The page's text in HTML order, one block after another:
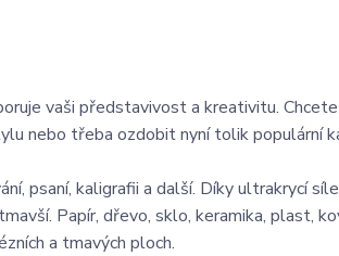
vaši představivost a kreativitu.
nebo třeba ozdobit nyní tolik populární
psaní, kaligrafii a další. Díky ultrakrycí
Papír, dřevo, sklo, keramika, plast,
a tmavých ploch.